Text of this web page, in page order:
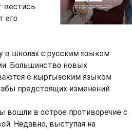
вестись
его
в школах с русским языком
Большинство новых
с кыргызским языком
предстоящих изменений.
вошли в острое противоречие с
Недавно, выступая на